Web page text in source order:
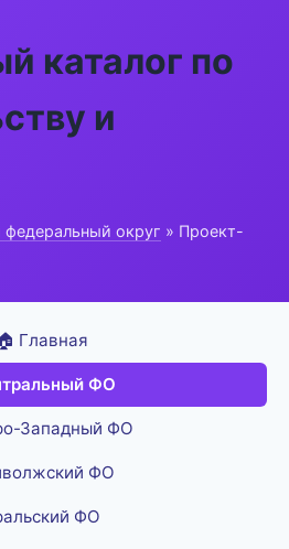
каталог по
и
округ » Проект-
🏠 Главная
ФО
Западный ФО
ФО
ФО